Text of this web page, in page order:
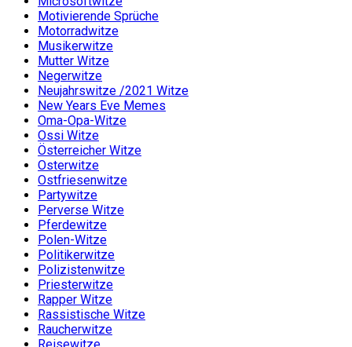
Motivierende Sprüche
Motorradwitze
Musikerwitze
Mutter Witze
Negerwitze
Neujahrswitze /2021 Witze
New Years Eve Memes
Oma-Opa-Witze
Ossi Witze
Österreicher Witze
Osterwitze
Ostfriesenwitze
Partywitze
Perverse Witze
Pferdewitze
Polen-Witze
Politikerwitze
Polizistenwitze
Priesterwitze
Rapper Witze
Rassistische Witze
Raucherwitze